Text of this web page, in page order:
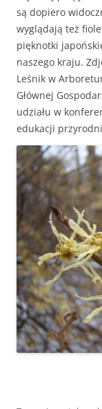
są dopiero
wyglądają też
pięknotki
naszego kraju.
Leśnik w
Głównej
udziału w
edukacji